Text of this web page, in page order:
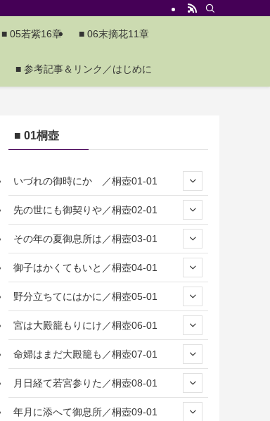
■ 05若紫16章 ■ 06末摘花11章
■ 参考記事＆リンク／はじめに
■ 01桐壺
いづれの御時にか ／桐壺01-01
先の世にも御契りや／桐壺02-01
その年の夏御息所は／桐壺03-01
御子はかくてもいと／桐壺04-01
野分立ちてにはかに／桐壺05-01
宮は大殿籠もりにけ／桐壺06-01
命婦はまだ大殿籠も／桐壺07-01
月日経て若宮参りた／桐壺08-01
年月に添へて御息所／桐壺09-01